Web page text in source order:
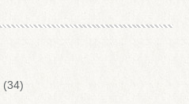
(34)